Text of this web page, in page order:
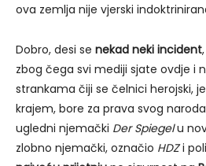
ova zemlja nije vjerski
Dobro, desi se nekad neki incident
zbog čega svi mediji sjate ovdje i
strankama čiji se čelnici herojski,
krajem, bore za prava svog
ugledni njemački Der Spiegelu
zlobno njemački, označio HDZi